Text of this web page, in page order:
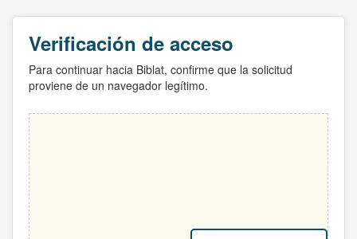
Verificación de acceso
Para continuar hacia Biblat, confirme que la solicitud
proviene de un navegador legítimo.